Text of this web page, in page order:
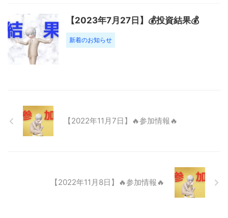
【2023年7月27日】💰投資結果💰
新着のお知らせ
【2022年11月7日】🔥参加情報🔥
【2022年11月8日】🔥参加情報🔥